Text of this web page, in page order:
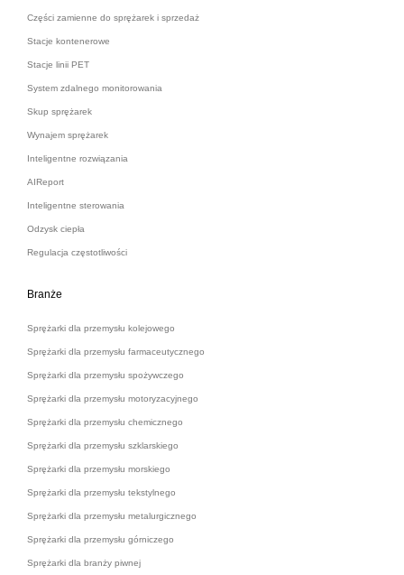
Części zamienne do sprężarek i sprzedaż
Stacje kontenerowe
Stacje linii PET
System zdalnego monitorowania
Skup sprężarek
Wynajem sprężarek
Inteligentne rozwiązania
AIReport
Inteligentne sterowania
Odzysk ciepła
Regulacja częstotliwości
Branże
Sprężarki dla przemysłu kolejowego
Sprężarki dla przemysłu farmaceutycznego
Sprężarki dla przemysłu spożywczego
Sprężarki dla przemysłu motoryzacyjnego
Sprężarki dla przemysłu chemicznego
Sprężarki dla przemysłu szklarskiego
Sprężarki dla przemysłu morskiego
Sprężarki dla przemysłu tekstylnego
Sprężarki dla przemysłu metalurgicznego
Sprężarki dla przemysłu górniczego
Sprężarki dla branży piwnej